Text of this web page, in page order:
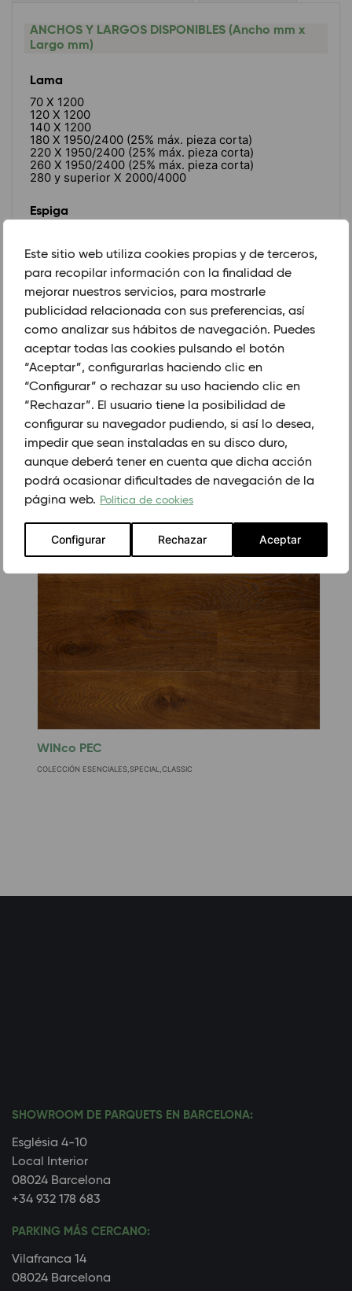
Este sitio web utiliza cookies propias y de terceros,
para recopilar información con la finalidad de
mejorar nuestros servicios, para mostrarle
publicidad relacionada con sus preferencias, así
como analizar sus hábitos de navegación. Puedes
aceptar todas las cookies pulsando el botón
“Aceptar”, configurarlas haciendo clic en
“Configurar” o rechazar su uso haciendo clic en
“Rechazar”. El usuario tiene la posibilidad de
configurar su navegador pudiendo, si así lo desea,
impedir que sean instaladas en su disco duro,
aunque deberá tener en cuenta que dicha acción
podrá ocasionar dificultades de navegación de la
página web. Política de cookies
Configurar Rechazar Aceptar
ANCHOS Y LARGOS DISPONIBLES (Ancho mm x
Largo mm)
Lama
70 X 1200
120 X 1200
140 X 1200
180 X 1950/2400 (25% máx. pieza corta)
220 X 1950/2400 (25% máx. pieza corta)
260 X 1950/2400 (25% máx. pieza corta)
280 y superior X 2000/4000
Espiga
140 X 600
Chevron
120 X 525.120 X 1000
140 X 500
180 X 1000
GROSOR (mm)
13/4
21/6
PEDIR CITA PREVIA
WINco PEC
COLECCIÓN ESENCIALES,SPECIAL,CLASSIC
SHOWROOM DE PARQUETS EN BARCELONA:
Església 4-10
Local Interior
08024 Barcelona
+34 932 178 683
PARKING MÁS CERCANO:
Vilafranca 14
08024 Barcelona